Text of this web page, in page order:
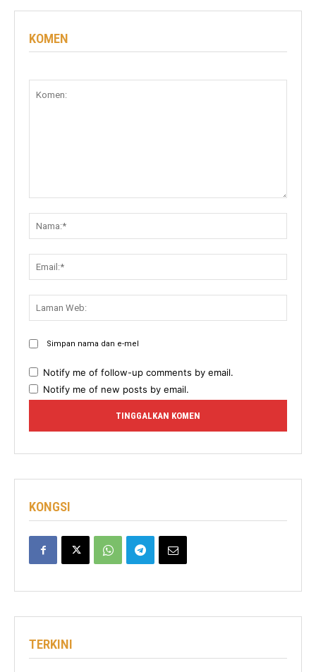
KOMEN
Simpan nama dan e-mel
Notify me of follow-up comments by email.
Notify me of new posts by email.
KONGSI
TERKINI